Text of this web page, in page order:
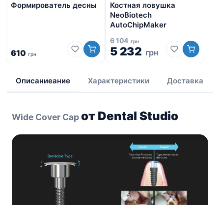
Формирователь десны
610 грн
Костная ловушка
NeoBiotech
AutoChipMaker
6 104грн
5 232 грн
Описаниеание Характеристики Доставка
Wide Cover Capот Dental Studio